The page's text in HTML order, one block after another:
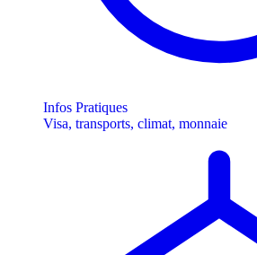
Infos Pratiques
Visa, transports, climat, monnaie